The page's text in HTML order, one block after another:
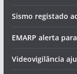
Sismo registado
EMARP alerta
Videovigilância